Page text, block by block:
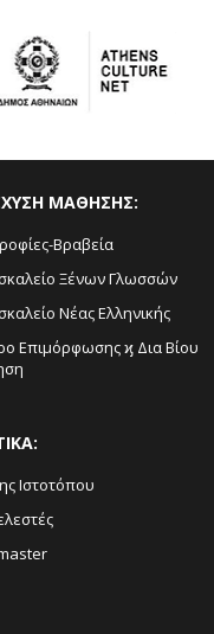
ΜΑΘΗΣΗΣ:
Βραβεία
Ξένων Γλωσσών
Νέας Ελληνικής
Επιμόρφωσης ϗ Δια Βίου
Ιστοτόπου